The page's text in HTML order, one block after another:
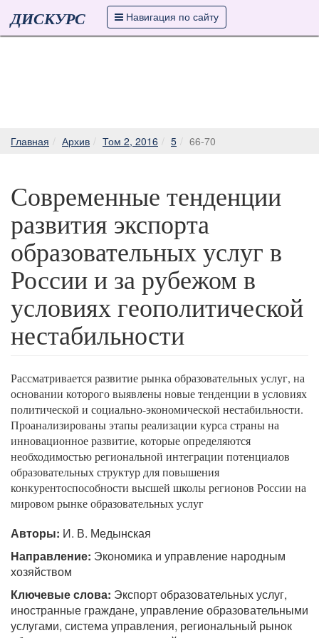
ДИСКУРС Навигация по сайту
Главная Архив Том 2, 2016 5 66-70
Современные тенденции
развития экспорта
образовательных услуг в
России и за рубежом в
условиях геополитической
нестабильности
Рассматривается развитие рынка образовательных услуг, на
основании которого выявлены новые тенденции в условиях
политической и социально-экономической нестабильности.
Проанализированы этапы реализации курса страны на
инновационное развитие, которые определяются
необходимостью региональной интеграции потенциалов
образовательных структур для повышения
конкурентоспособности высшей школы регионов России на
мировом рынке образовательных услуг
Авторы: И. В. Медынская
Направление: Экономика и управление народным
хозяйством
Ключевые слова: Экспорт образовательных услуг,
иностранные граждане, управление образовательными
услугами, система управления, региональный рынок